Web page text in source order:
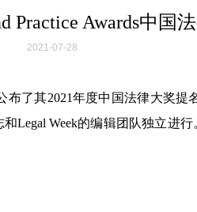
Practice Awards中国
2021-07-28
布了其2021年度中国法律大奖
Legal Week的编辑团队独立进